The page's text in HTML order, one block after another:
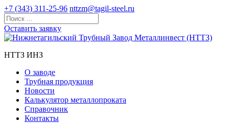
+7 (343) 311-25-96 nttzm@tagil-steel.ru
Оставить заявку
НТТЗ ИНЗ
О заводе
Трубная продукция
Новости
Калькулятор металлопроката
Справочник
Контакты